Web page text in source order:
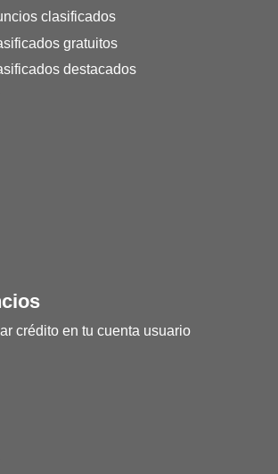
clasificados
gratuitos
destacados
crédito en tu cuenta usuario